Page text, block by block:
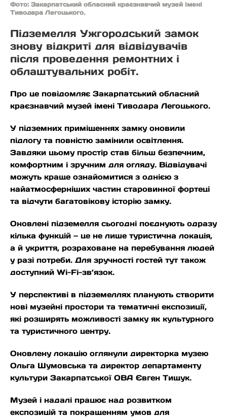
Фото: Закарпатський обласний краєзнавчий музей імені
Тиводара Легоцького.
Підземелля Ужгородський замок
знову відкриті для відвідувачів
після проведення ремонтних і
облаштувальних робіт.
Про це повідомляє Закарпатський обласний
краєзнавчий музей імені Тиводара Легоцького.
У підземних приміщеннях замку оновили
підлогу та повністю замінили освітлення.
Завдяки цьому простір став більш безпечним,
комфортним і зручним для огляду. Відвідувачі
можуть краще ознайомитися з однією з
найатмосферніших частин старовинної фортеці
та відчути багатовікову історію замку.
Оновлені підземелля сьогодні поєднують одразу
кілька функцій — це не лише туристична локація,
а й укриття, розраховане на перебування людей
у разі потреби. Для зручності гостей тут також
доступний Wi-Fi-зв’язок.
У перспективі в підземеллях планують створити
нові музейні простори та тематичні експозиції,
які розширять можливості замку як культурного
та туристичного центру.
Оновлену локацію оглянули директорка музею
Ольга Шумовська та директор департаменту
культури Закарпатської ОВА Євген Тищук.
Музей і надалі працює над розвитком
експозицій та покращенням умов для